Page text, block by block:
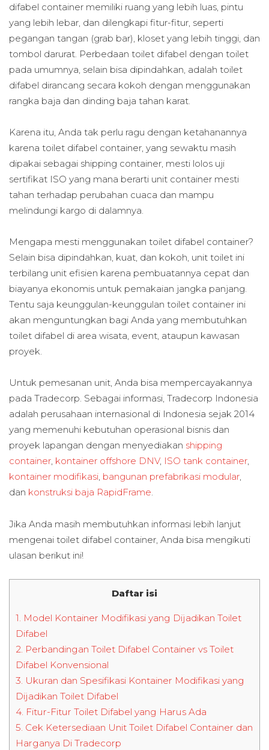
difabel container memiliki ruang yang lebih luas, pintu
yang lebih lebar, dan dilengkapi fitur-fitur, seperti
pegangan tangan (grab bar), kloset yang lebih tinggi, dan
tombol darurat. Perbedaan toilet difabel dengan toilet
pada umumnya, selain bisa dipindahkan, adalah toilet
difabel dirancang secara kokoh dengan menggunakan
rangka baja dan dinding baja tahan karat.
Karena itu, Anda tak perlu ragu dengan ketahanannya
karena toilet difabel container, yang sewaktu masih
dipakai sebagai shipping container, mesti lolos uji
sertifikat ISO yang mana berarti unit container mesti
tahan terhadap perubahan cuaca dan mampu
melindungi kargo di dalamnya.
Mengapa mesti menggunakan toilet difabel container?
Selain bisa dipindahkan, kuat, dan kokoh, unit toilet ini
terbilang unit efisien karena pembuatannya cepat dan
biayanya ekonomis untuk pemakaian jangka panjang.
Tentu saja keunggulan-keunggulan toilet container ini
akan menguntungkan bagi Anda yang membutuhkan
toilet difabel di area wisata, event, ataupun kawasan
proyek.
Untuk pemesanan unit, Anda bisa mempercayakannya
pada Tradecorp. Sebagai informasi, Tradecorp Indonesia
adalah perusahaan internasional di Indonesia sejak 2014
yang memenuhi kebutuhan operasional bisnis dan
proyek lapangan dengan menyediakan shipping
container, kontainer offshore DNV, ISO tank container,
kontainer modifikasi, bangunan prefabrikasi modular,
dan konstruksi baja RapidFrame.
Jika Anda masih membutuhkan informasi lebih lanjut
mengenai toilet difabel container, Anda bisa mengikuti
ulasan berikut ini!
Daftar isi
1. Model Kontainer Modifikasi yang Dijadikan Toilet
Difabel
2. Perbandingan Toilet Difabel Container vs Toilet
Difabel Konvensional
3. Ukuran dan Spesifikasi Kontainer Modifikasi yang
Dijadikan Toilet Difabel
4. Fitur-Fitur Toilet Difabel yang Harus Ada
5. Cek Ketersediaan Unit Toilet Difabel Container dan
Harganya Di Tradecorp